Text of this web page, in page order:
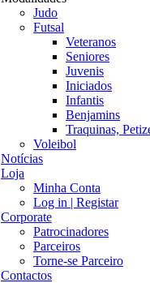
Judo
Futsal
Veteranos
Seniores
Juvenis
Iniciados
Infantis
Benjamins
Traquinas,
Voleibol
Notícias
Loja
Minha Conta
Log in | Registar
Corporate
Patrocinadores
Parceiros
Torne-se Parceiro
Contactos